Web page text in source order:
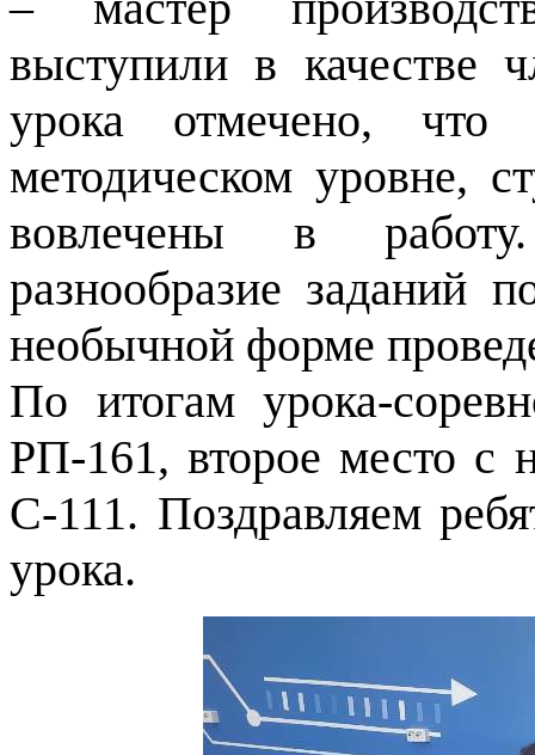
выступили в качестве
урока отмечено,
методическом уровне,
вовлечены в
разнообразие заданий
необычной форме
По итогам урока-
РП-161, второе место с
С-111. Поздравляем
урока.